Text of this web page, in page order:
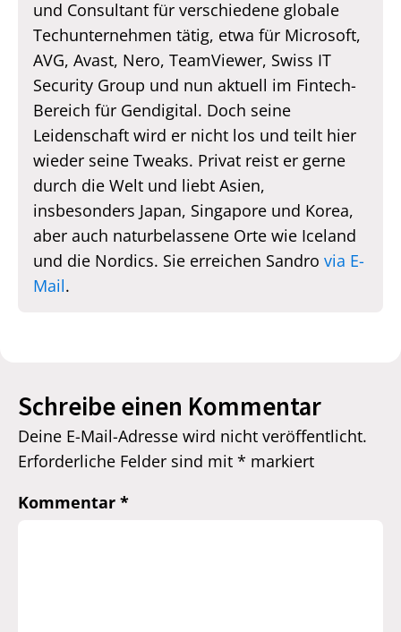
und Consultant für verschiedene globale
Techunternehmen tätig, etwa für Microsoft,
AVG, Avast, Nero, TeamViewer, Swiss IT
Security Group und nun aktuell im Fintech-
Bereich für Gendigital. Doch seine
Leidenschaft wird er nicht los und teilt hier
wieder seine Tweaks. Privat reist er gerne
durch die Welt und liebt Asien,
insbesonders Japan, Singapore und Korea,
aber auch naturbelassene Orte wie Iceland
und die Nordics. Sie erreichen Sandro via E-
Mail.
Schreibe einen Kommentar
Deine E-Mail-Adresse wird nicht veröffentlicht.
Erforderliche Felder sind mit * markiert
Kommentar *